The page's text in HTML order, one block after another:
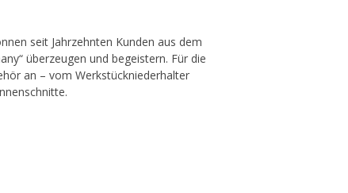
seit Jahrzehnten Kunden aus dem
überzeugen und begeistern. Für die
an – vom Werkstückniederhalter